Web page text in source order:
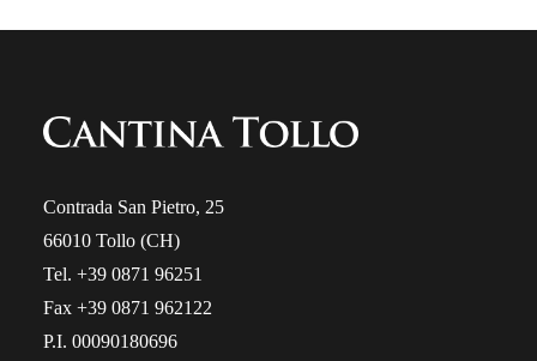
Contrada San Pietro, 25
66010 Tollo (CH)
Tel. +39 0871 96251
Fax +39 0871 962122
P.I. 00090180696